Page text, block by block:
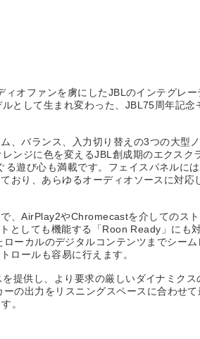
オファンを虜にしたJBLのインテグレー
として生まれ変わった、JBL75周年記念
バランス、入力切り替えの3つの大型ノ
ンジに色を変えるJBL創成期のエクスク
遊び心も満載です。フェイスパネルに
おり、あらゆるオーディオソースに対応
、AirPlay2やChromecastを介してのス
としても機能する「Roon Ready」にも
ーカルのデジタルコンテンツまでシーム
ロールも容易に行えます。
提供し、より要求の厳しいダイナミクス
の出力をリスニングスペースに合わせて
。